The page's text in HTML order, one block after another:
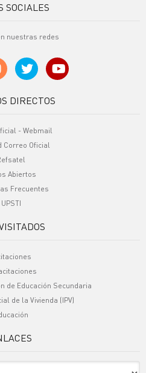
SOCIALES
nuestras redes
DIRECTOS
- Webmail
Correo Oficial
Abiertos
Frecuentes
UPSTI
de Educación Secundaria
de la Vivienda (IPV)